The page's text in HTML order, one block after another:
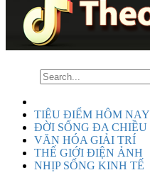
TIÊU ĐIỂM HÔM NAY
ĐỜI SỐNG ĐA CHIỀU
VĂN HÓA GIẢI TRÍ
THẾ GIỚI ĐIỆN ẢNH
NHỊP SỐNG KINH TẾ